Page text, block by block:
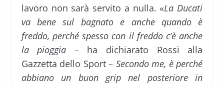
lavoro non sarà servito a nulla. «La Ducati
va bene sul bagnato e anche quando è
freddo, perché spesso con il freddo c’è anche
la pioggia – ha dichiarato Rossi alla
Gazzetta dello Sport – Secondo me, è perché
abbiano un buon grip nel posteriore in